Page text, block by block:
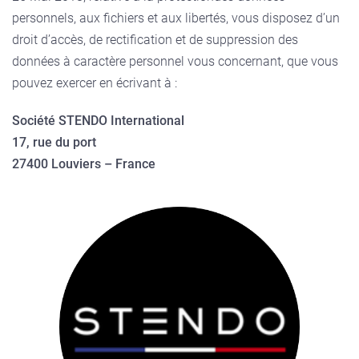
personnels, aux fichiers et aux libertés, vous disposez d’un
droit d’accès, de rectification et de suppression des
données à caractère personnel vous concernant, que vous
pouvez exercer en écrivant à :
Société STENDO International
17, rue du port
27400 Louviers – France